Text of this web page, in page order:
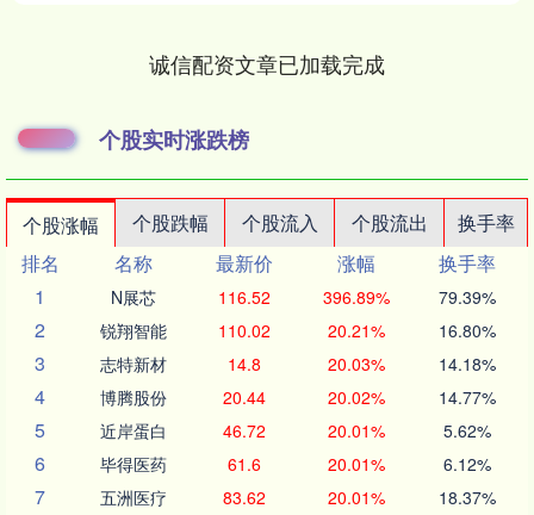
诚信配资文章已加载完成
个股实时涨跌榜
个股涨幅 个股跌幅 个股流入 个股流出
换手率
排名
名称 最新价 涨幅
换手率
1
N展芯 116.52 396.89% 79.39%
2 锐翔智能 110.02 20.21% 16.80%
3 志特新材 14.8 20.03% 14.18%
4 博腾股份 20.44 20.02% 14.77%
5 近岸蛋白 46.72 20.01% 5.62%
6 毕得医药 61.6 20.01% 6.12%
7 五洲医疗 83.62 20.01% 18.37%